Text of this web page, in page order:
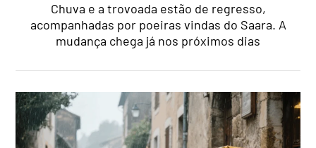
Chuva e a trovoada estão de regresso,
acompanhadas por poeiras vindas do Saara. A
mudança chega já nos próximos dias